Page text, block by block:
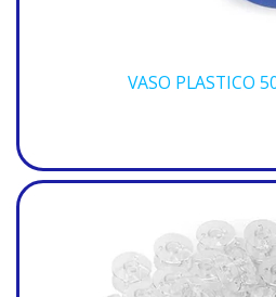
VASO PLASTICO